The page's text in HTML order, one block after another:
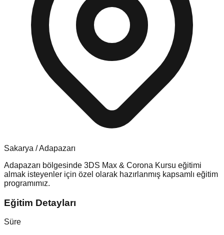
Sakarya /Adapazarı
Adapazarı bölgesinde 3DS Max & Corona Kursu eğitimi
almak isteyenler için özel olarak hazırlanmış kapsamlı eğitim
programımız.
Eğitim Detayları
Süre